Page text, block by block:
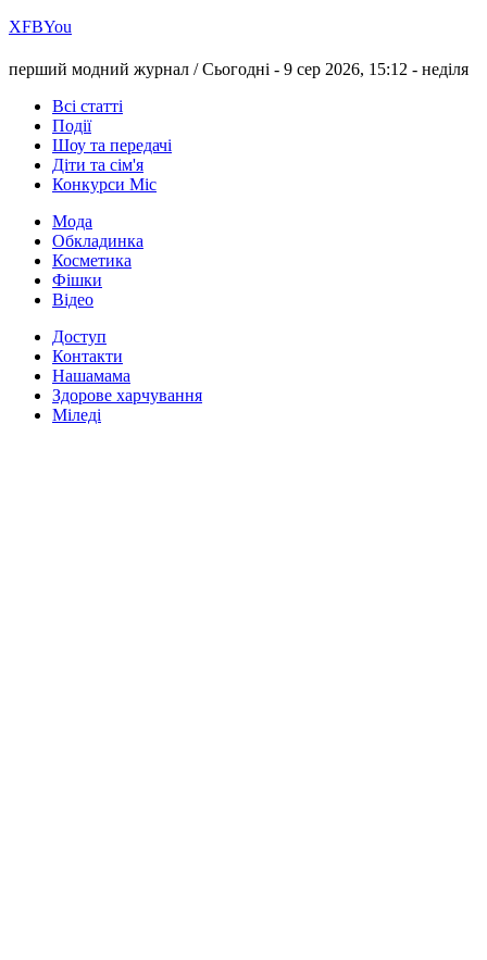
ХFBYou
перший модний журнал /Сьогодні - 9 сер 2026, 15:12 - неділя
Всі статті
Події
Шоу та передачі
Діти та сім'я
Конкурси Міс
Мода
Обкладинка
Косметика
Фішки
Відео
Доступ
Контакти
Нашамама
Здорове харчування
Міледі